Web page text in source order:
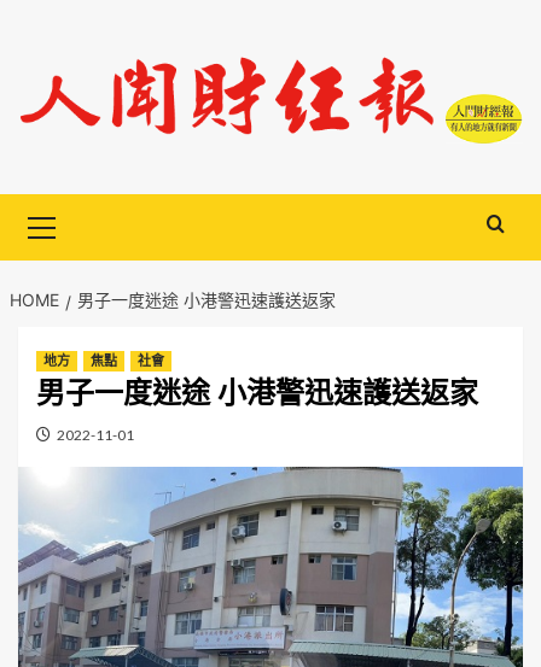
content
Menu
HOME 男子一度迷途 小港警迅速護送返家
地方 焦點 社會
男子一度迷途 小港警迅速護送返家
2022-11-01